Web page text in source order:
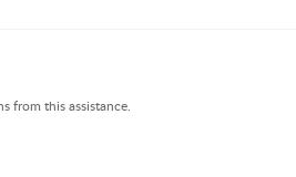
from this assistance.